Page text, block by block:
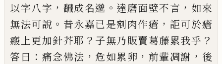
以字八字 ， 飜成名邈 。 達磨面壁不言 ， 如來
無法可說 。 昔永嘉已是剜肉作瘡 ， 詎可於瘡
瘢上更加針芥耶 ？ 子無乃販賣葛藤累我乎 ？
答曰 ： 痛念佛法 ， 危如累 卵 ， 前輩凋謝 ， 後